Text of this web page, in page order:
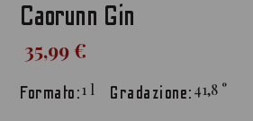
Caorunn Gin
35,99 €
Formato:1 l Gradazione:41,8 °